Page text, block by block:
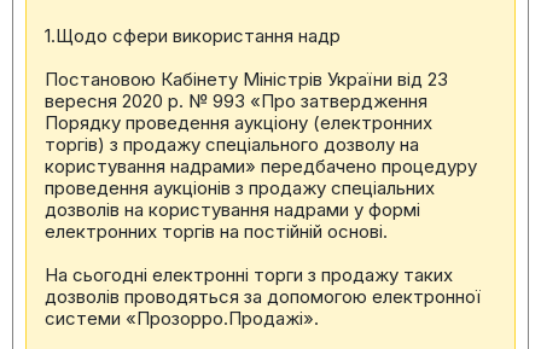
1.Щодо сфери використання надр
Постановою Кабінету Міністрів України від 23
вересня 2020 р. № 993 «Про затвердження
Порядку проведення аукціону (електронних
торгів) з продажу спеціального дозволу на
користування надрами» передбачено процедуру
проведення аукціонів з продажу спеціальних
дозволів на користування надрами у формі
електронних торгів на постійній основі.
На сьогодні електронні торги з продажу таких
дозволів проводяться за допомогою електронної
системи «Прозорро.Продажі».